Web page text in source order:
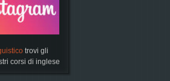
trovi gli
corsi di inglese